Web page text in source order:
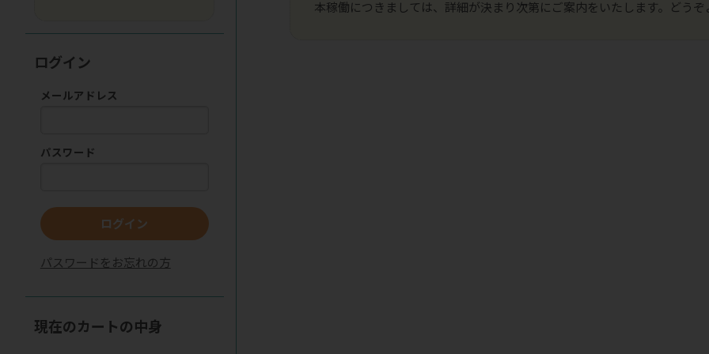
本稼働につきましては、詳細が決まり次第にご案内をいたします。どうぞ
ログイン
メールアドレス
パスワード
ログイン
パスワードをお忘れの方
現在のカートの中身